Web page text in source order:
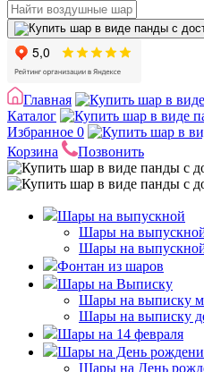
Главная
Каталог
Избранное 0
Корзина
Позвонить
Шары на выпускной
Шары на выпускной
Шары на
Фонтан из шаров
Шары на Выписку
Шары на выписку
Шары на выписку
Шары на 14 февраля
Шары на День
Шары на День